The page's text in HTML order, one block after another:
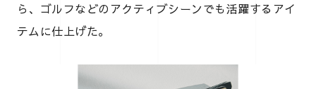
ら、ゴルフなどのアクティブシーンでも活躍するアイ
テムに仕上げた。